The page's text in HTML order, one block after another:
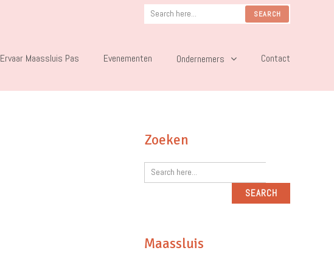
Ervaar Maassluis Pas Evenementen Ondernemers Contact
Zoeken
Maassluis